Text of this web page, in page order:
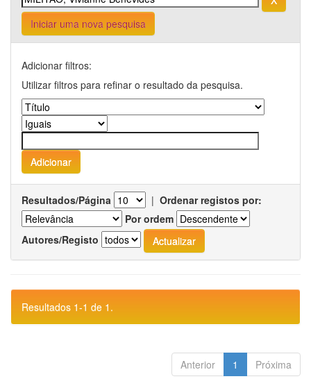
Iniciar uma nova pesquisa
Adicionar filtros:
Utilizar filtros para refinar o resultado da pesquisa.
Resultados/Página | Ordenar registos por:
Por ordem
Autores/Registo
Resultados 1-1 de 1.
Anterior 1 Próxima